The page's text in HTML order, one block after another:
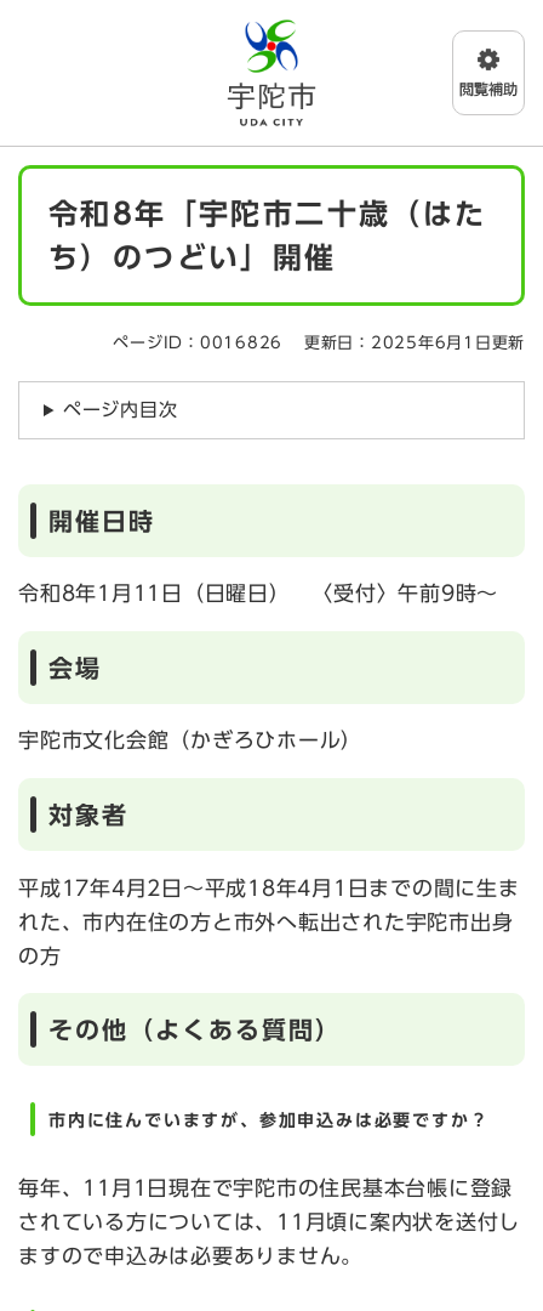
メニューを飛ばして本文へ
本
令和8年「宇陀市二十歳（はた
ち）のつどい」開催
ページID：0016826 更新日：2025年6月1日更新
ページ内目次
開催日時
令和8年1月11日（日曜日） 〈受付〉午前9時～
会場
宇陀市文化会館（かぎろひホール）
対象者
平成17年4月2日～平成18年4月1日までの間に生ま
れた、市内在住の方と市外へ転出された宇陀市出身
の方
その他（よくある質問）
市内に住んでいますが、参加申込みは必要ですか？
毎年、11月1日現在で宇陀市の住民基本台帳に登録
されている方については、11月頃に案内状を送付し
ますので申込みは必要ありません。